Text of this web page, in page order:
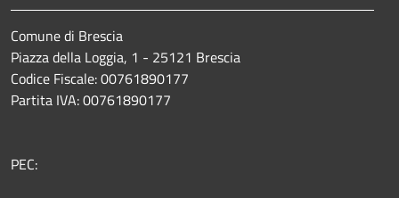
Comune di Brescia
Piazza della Loggia, 1 - 25121 Brescia
Codice Fiscale: 00761890177
Partita IVA: 00761890177
PEC: